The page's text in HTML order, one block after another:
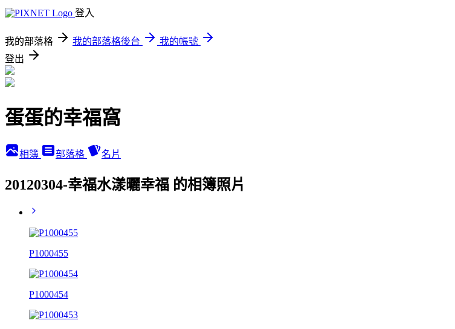
登入
我的部落格 我的部落格後台
我的帳號
登出
蛋蛋的幸福窩
相簿 部落格 名片
20120304-幸福水漾曬幸福 的相簿照片
P1000455
P1000454